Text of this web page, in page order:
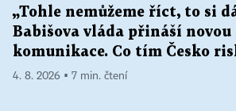
„Tohle nemůžeme říct, to si
Babišova vláda přináší novou
komunikace. Co tím Česko
4. 8. 2026 ▪ 7 min. čtení